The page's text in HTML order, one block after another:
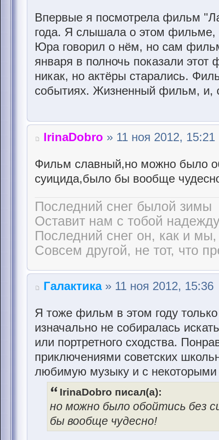
Впервые я посмотрела фильм
года. Я слышала о этом фильме,
Юра говорил о нём, но сам
января в полночь показали
никак, но актёры старались.
событиях. Жизненный фильм, и,
IrinaDobro » 11 ноя 2012, 15:21
Фильм славный,но можно было
суицида,было бы вообще
Последний снег былой зимы
Оставит нам с тобой
Последний снег он, как и мы,
Совсем другой, не тот, что
Галактика» 11 ноя 2012, 15:36
Я тоже фильм в этом году
изначально не собиралась
или портретного сходства.
приключениями советских
любимую музыку и с
IrinaDobro писал(а):
но можно было обойтись без
бы вообще чудесно!